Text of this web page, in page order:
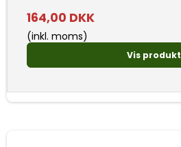
164,00 DKK
(inkl. moms)
Vis produkt